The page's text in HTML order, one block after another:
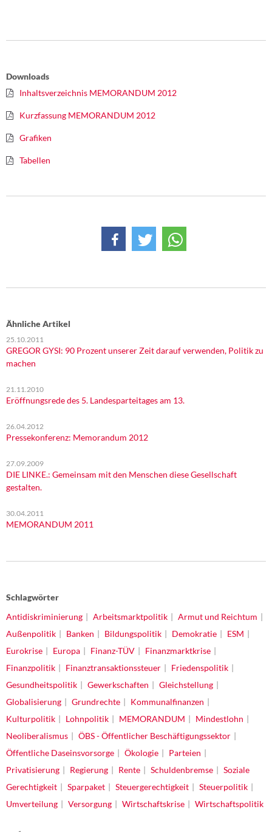
Downloads
Inhaltsverzeichnis MEMORANDUM 2012
Kurzfassung MEMORANDUM 2012
Grafiken
Tabellen
Ähnliche Artikel
25.10.2011
GREGOR GYSI: 90 Prozent unserer Zeit darauf verwenden, Politik zu
machen
21.11.2010
Eröffnungsrede des 5. Landesparteitages am 13.
26.04.2012
Pressekonferenz: Memorandum 2012
27.09.2009
DIE LINKE.: Gemeinsam mit den Menschen diese Gesellschaft
gestalten.
30.04.2011
MEMORANDUM 2011
Schlagwörter
Antidiskriminierung
Arbeitsmarktpolitik
Armut und Reichtum
Außenpolitik
Banken Bildungspolitik Demokratie
ESM
Eurokrise
Europa Finanz-TÜV
Finanzmarktkrise
Finanzpolitik
Finanztransaktionssteuer
Friedenspolitik
Gesundheitspolitik
Gewerkschaften
Gleichstellung
Globalisierung
Grundrechte
Kommunalfinanzen
Kulturpolitik
Lohnpolitik MEMORANDUM
Mindestlohn
Neoliberalismus
ÖBS - Öffentlicher Beschäftigungssektor
Öffentliche Daseinsvorsorge
Ökologie
Parteien
Privatisierung
Regierung Rente Schuldenbremse
Soziale
Gerechtigkeit
Sparpaket Steuergerechtigkeit
Steuerpolitik
Umverteilung
Versorgung Wirtschaftskrise Wirtschaftspolitik